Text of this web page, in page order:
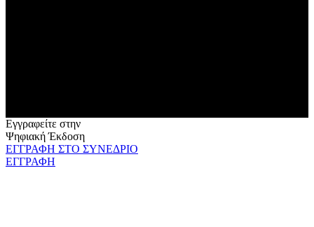
Εγγραφείτε στην
Ψηφιακή Έκδοση
ΕΓΓΡΑΦΗ ΣΤΟ ΣΥΝΕΔΡΙΟ
ΕΓΓΡΑΦΗ